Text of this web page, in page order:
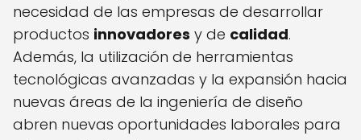
necesidad de las empresas de desarrollar
productos innovadores y de calidad.
Además, la utilización de herramientas
tecnológicas avanzadas y la expansión hacia
nuevas áreas de la ingeniería de diseño
abren nuevas oportunidades laborales para